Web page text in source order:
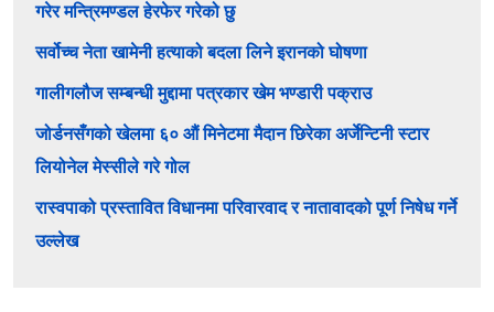
गरेर मन्त्रिमण्डल हेरफेर गरेको छु
सर्वोच्च नेता खामेनी हत्याको बदला लिने इरानको घोषणा
गालीगलौज सम्बन्धी मुद्दामा पत्रकार खेम भण्डारी पक्राउ
जोर्डनसँगको खेलमा ६० औं मिनेटमा मैदान छिरेका अर्जेन्टिनी स्टार
लियोनेल मेस्सीले गरे गोल
रास्वपाको प्रस्तावित विधानमा परिवारवाद र नातावादको पूर्ण निषेध गर्ने
उल्लेख